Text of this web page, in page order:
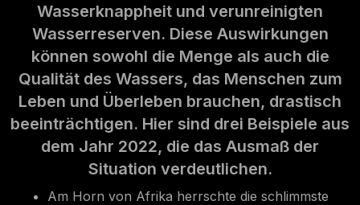
Wasserknappheit und verunreinigten
Wasserreserven. Diese Auswirkungen
können sowohl die Menge als auch die
Qualität des Wassers, das Menschen zum
Leben und Überleben brauchen, drastisch
beeinträchtigen. Hier sind drei Beispiele aus
dem Jahr 2022, die das Ausmaß der
Situation verdeutlichen.
Am Horn von Afrika herrschte die schlimmste